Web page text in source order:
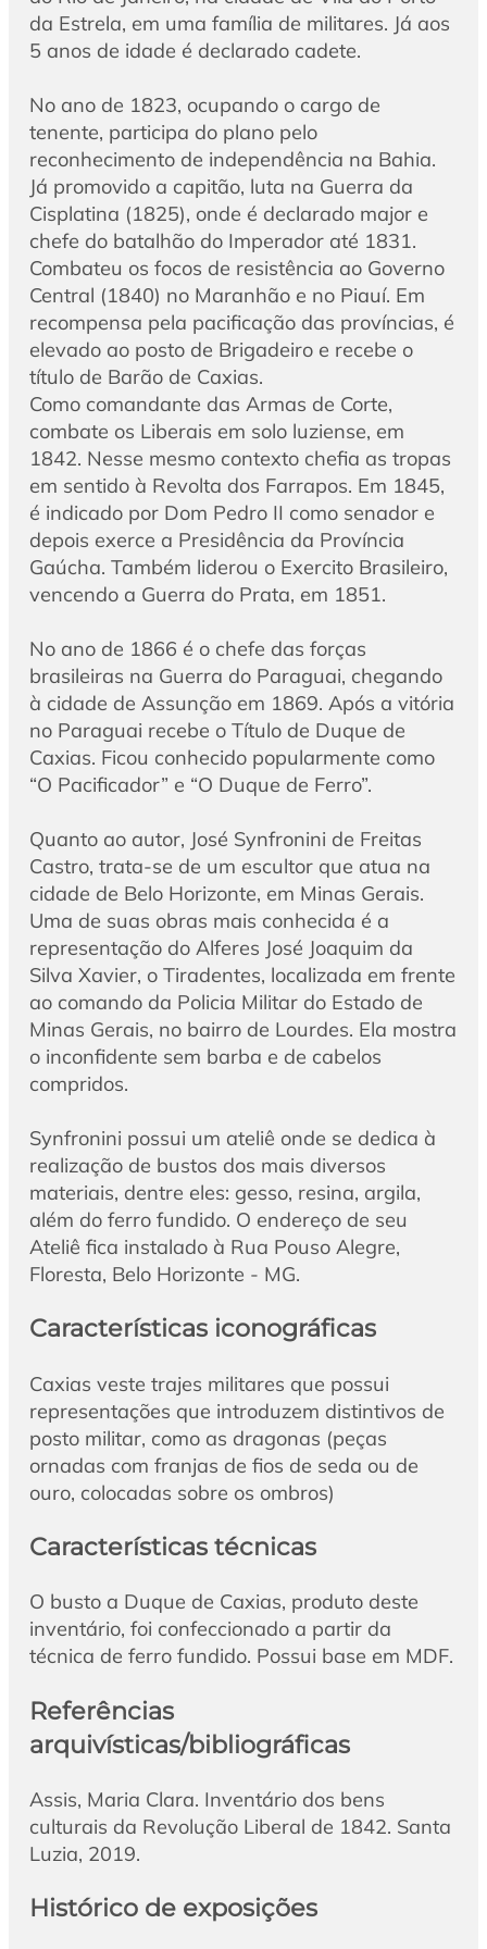
da Estrela, em uma família de militares. Já aos
5 anos de idade é declarado cadete.
No ano de 1823, ocupando o cargo de
tenente, participa do plano pelo
reconhecimento de independência na Bahia.
Já promovido a capitão, luta na Guerra da
Cisplatina (1825), onde é declarado major e
chefe do batalhão do Imperador até 1831.
Combateu os focos de resistência ao Governo
Central (1840) no Maranhão e no Piauí. Em
recompensa pela pacificação das províncias, é
elevado ao posto de Brigadeiro e recebe o
título de Barão de Caxias.
Como comandante das Armas de Corte,
combate os Liberais em solo luziense, em
1842. Nesse mesmo contexto chefia as tropas
em sentido à Revolta dos Farrapos. Em 1845,
é indicado por Dom Pedro II como senador e
depois exerce a Presidência da Província
Gaúcha. Também liderou o Exercito Brasileiro,
vencendo a Guerra do Prata, em 1851.
No ano de 1866 é o chefe das forças
brasileiras na Guerra do Paraguai, chegando
à cidade de Assunção em 1869. Após a vitória
no Paraguai recebe o Título de Duque de
Caxias. Ficou conhecido popularmente como
“O Pacificador” e “O Duque de Ferro”.
Quanto ao autor, José Synfronini de Freitas
Castro, trata-se de um escultor que atua na
cidade de Belo Horizonte, em Minas Gerais.
Uma de suas obras mais conhecida é a
representação do Alferes José Joaquim da
Silva Xavier, o Tiradentes, localizada em frente
ao comando da Policia Militar do Estado de
Minas Gerais, no bairro de Lourdes. Ela mostra
o inconfidente sem barba e de cabelos
compridos.
Synfronini possui um ateliê onde se dedica à
realização de bustos dos mais diversos
materiais, dentre eles: gesso, resina, argila,
além do ferro fundido. O endereço de seu
Ateliê fica instalado à Rua Pouso Alegre,
Floresta, Belo Horizonte - MG.
Características iconográficas
Caxias veste trajes militares que possui
representações que introduzem distintivos de
posto militar, como as dragonas (peças
ornadas com franjas de fios de seda ou de
ouro, colocadas sobre os ombros)
Características técnicas
O busto a Duque de Caxias, produto deste
inventário, foi confeccionado a partir da
técnica de ferro fundido. Possui base em MDF.
Referências
arquivísticas/bibliográficas
Assis, Maria Clara. Inventário dos bens
culturais da Revolução Liberal de 1842. Santa
Luzia, 2019.
Histórico de exposições